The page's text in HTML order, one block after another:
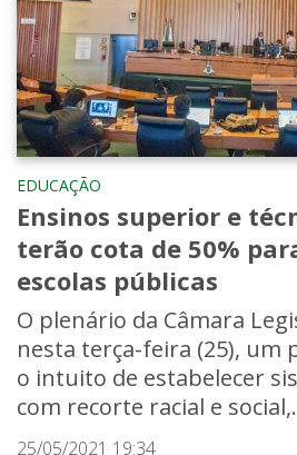
EDUCAÇÃO
Ensinos superior e
terão cota de 50%
escolas públicas
O plenário da Câmara
nesta terça-feira (25), um
o intuito de estabelecer
com recorte racial e
25/05/2021 19:34